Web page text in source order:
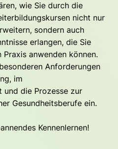
wie Sie durch die
nicht nur
sondern auch
erlangen, die Sie
anwenden können.
Anforderungen
im
und die Prozesse zur
Gesundheitsberufe ein.
Kennenlernen!